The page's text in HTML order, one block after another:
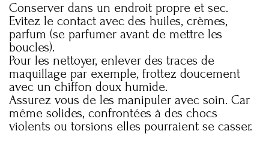
Conserver dans un endroit propre et sec.
Evitez le contact avec des huiles, crèmes,
parfum (se parfumer avant de mettre les
boucles).
Pour les nettoyer, enlever des traces de
maquillage par exemple, frottez doucement
avec un chiffon doux humide.
Assurez vous de les manipuler avec soin. Car
même solides, confrontées à des chocs
violents ou torsions elles pourraient se casser.